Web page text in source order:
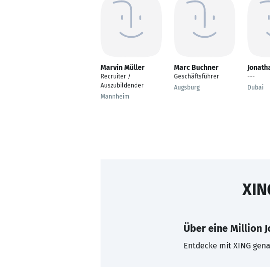
Marvin Müller
Recruiter /
Auszubildender
Mannheim
Marc Buchner
Geschäftsführer
Augsburg
---
Dubai
Über eine Million
Entdecke mit XING